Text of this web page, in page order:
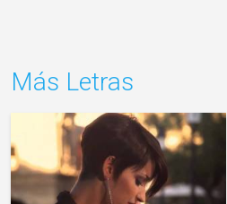
Más Letras